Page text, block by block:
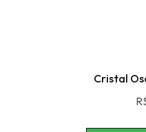
Cristal